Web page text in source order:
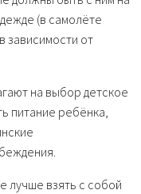
(в самолёте
зависимости от
на выбор детское
питание ребёнка,
лучше взять с собой